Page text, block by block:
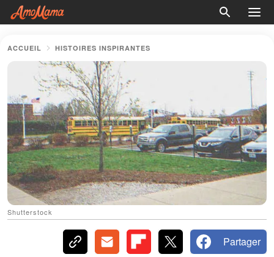
ACCUEIL HISTOIRES INSPIRANTES
Shutterstock
Partager